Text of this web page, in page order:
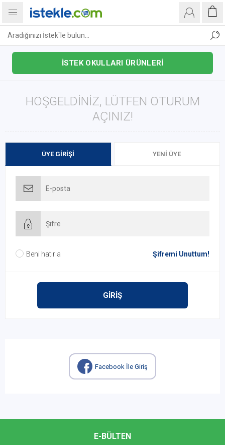
İSTEK OKULLARI ÜRÜNLERİ
HOŞGELDINIZ, LÜTFEN OTURUM
AÇINIZ!
ÜYE GIRIŞI YENI ÜYE
Beni hatırla Şifremi Unuttum!
GİRİŞ
Facebook İle Giriş
E-BÜLTEN